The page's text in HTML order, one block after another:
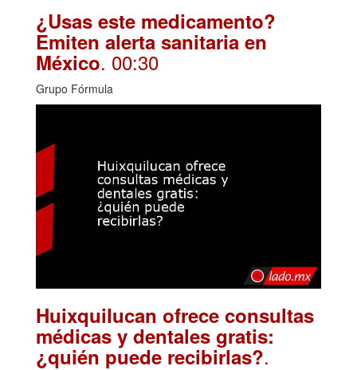
¿Usas este medicamento?
Emiten alerta sanitaria en
México. 00:30
Grupo Fórmula
Huixquilucan ofrece consultas
médicas y dentales gratis:
¿quién puede recibirlas?.